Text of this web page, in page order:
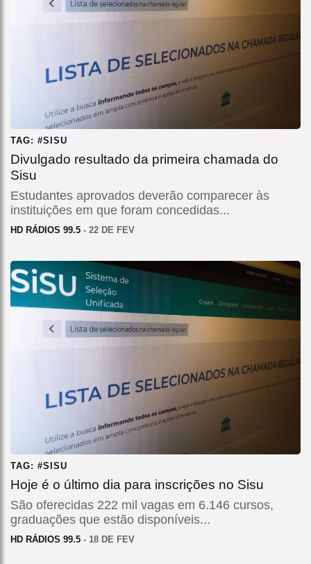
TAG: #SISU
Divulgado resultado da primeira chamada do
Sisu
Estudantes aprovados deverão comparecer às
instituições em que foram concedidas...
HD RÁDIOS 99.5 - 22 DE FEV
TAG: #SISU
Hoje é o último dia para inscrições no Sisu
São oferecidas 222 mil vagas em 6.146 cursos,
graduações que estão disponíveis...
HD RÁDIOS 99.5 - 18 DE FEV